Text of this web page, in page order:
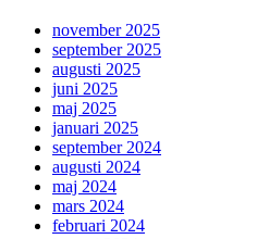
november 2025
september 2025
augusti 2025
juni 2025
maj 2025
januari 2025
september 2024
augusti 2024
maj 2024
mars 2024
februari 2024